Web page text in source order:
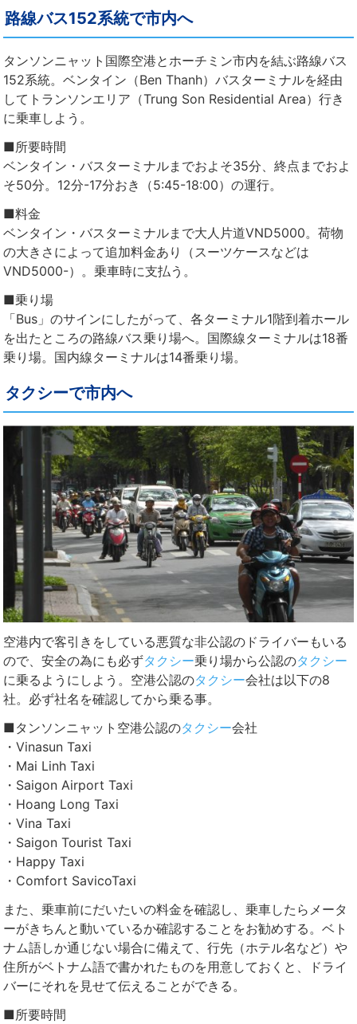
路線バス152系統で市内へ
タンソンニャット国際空港とホーチミン市内を結ぶ路線バス
152系統。ベンタイン（Ben Thanh）バスターミナルを経由
してトランソンエリア（Trung Son Residential Area）行き
に乗車しよう。
■所要時間
ベンタイン・バスターミナルまでおよそ35分、終点までおよ
そ50分。12分-17分おき（5:45-18:00）の運行。
■料金
ベンタイン・バスターミナルまで大人片道VND5000。荷物
の大きさによって追加料金あり（スーツケースなどは
VND5000-）。乗車時に支払う。
■乗り場
「Bus」のサインにしたがって、各ターミナル1階到着ホール
を出たところの路線バス乗り場へ。国際線ターミナルは18番
乗り場。国内線ターミナルは14番乗り場。
タクシーで市内へ
空港内で客引きをしている悪質な非公認のドライバーもいる
ので、安全の為にも必ずタクシー乗り場から公認のタクシー
に乗るようにしよう。空港公認のタクシー会社は以下の8
社。必ず社名を確認してから乗る事。
■タンソンニャット空港公認のタクシー会社
・Vinasun Taxi
・Mai Linh Taxi
・Saigon Airport Taxi
・Hoang Long Taxi
・Vina Taxi
・Saigon Tourist Taxi
・Happy Taxi
・Comfort SavicoTaxi
また、乗車前にだいたいの料金を確認し、乗車したらメータ
ーがきちんと動いているか確認することをお勧めする。ベト
ナム語しか通じない場合に備えて、行先（ホテル名など）や
住所がベトナム語で書かれたものを用意しておくと、ドライ
バーにそれを見せて伝えることができる。
■所要時間